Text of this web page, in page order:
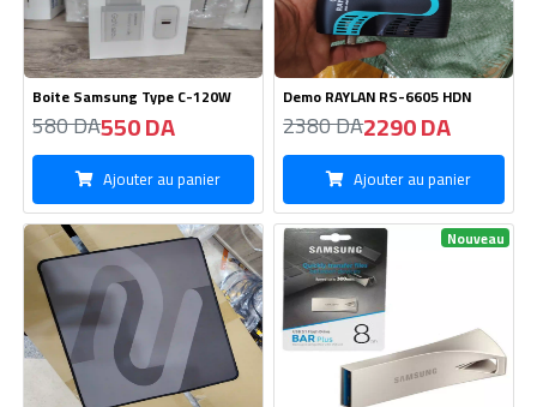
Tapis souris gamer G-6
360 DA350 DA
Ajouter au panier
8 GB Samsung USB 3.1 Flash
760 DA740 DA
Ajouter au panier